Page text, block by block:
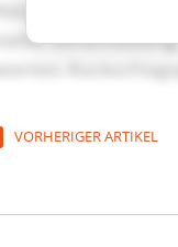
VORHERIGER ARTIKEL